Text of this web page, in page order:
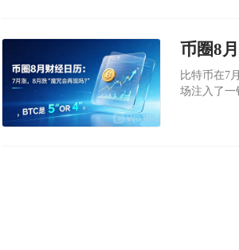
比特币在7
场注入了一